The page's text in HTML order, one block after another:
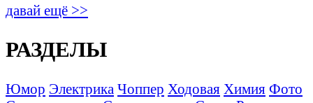
давай ещё >>
РАЗДЕЛЫ
Юмор Электрика Чоппер Ходовая Химия Фото